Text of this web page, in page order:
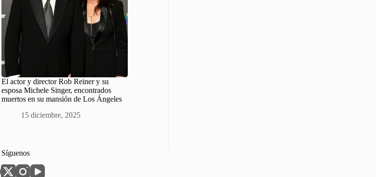
El actor y director Rob Reiner y su
esposa Michele Singer, encontrados
muertos en su mansión de Los Ángeles
15 diciembre, 2025
Síguenos